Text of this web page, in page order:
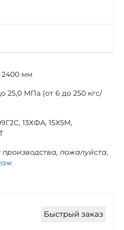
2400 мм
25,0 МПа (от 6 до 250 кгс/
13ХФА, 15Х5М,
пожалуйста,
Быстрый заказ